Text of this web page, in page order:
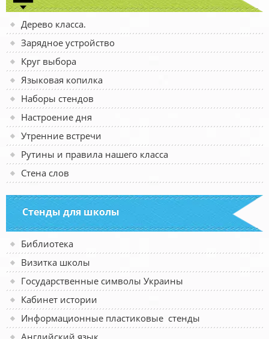
Дерево класса.
Зарядное устройство
Круг выбора
Языковая копилка
Наборы стендов
Настроение дня
Утренние встречи
Рутины и правила нашего класса
Стена слов
Стенды для школы
Библиотека
Визитка школы
Государственные символы Украины
Кабинет истории
Информационные пластиковые стенды
Английский язык